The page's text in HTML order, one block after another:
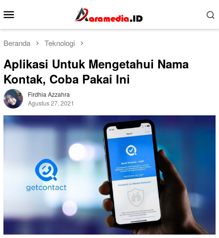
ke
kontenMobile
Beranda Teknologi
Aplikasi Untuk Mengetahui Nama
Kontak, Coba Pakai Ini
Firdhia Azzahra
Agustus 27, 2021